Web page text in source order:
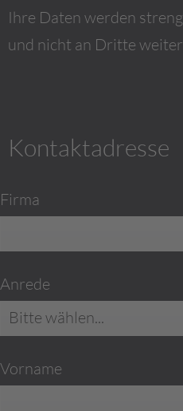
Ihre Daten werden
und nicht an Dritte
Kontaktadresse
Firma
Anrede
Bitte wählen...
Vorname